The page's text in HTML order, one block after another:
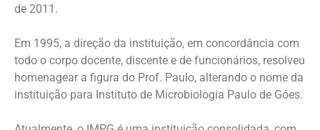
de 2011.
Em 1995, a direção da instituição, em concordância com
todo o corpo docente, discente e de funcionários, resolveu
homenagear a figura do Prof. Paulo, alterando o nome da
instituição para Instituto de Microbiologia Paulo de Góes.